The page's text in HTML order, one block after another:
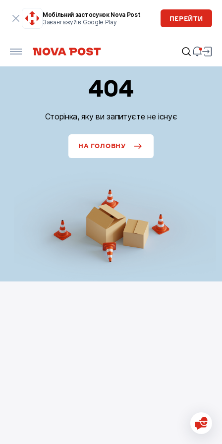
Мобільний застосунок Nova Post
Завантажуй в Google Play
ПЕРЕЙТИ
404
Сторінка, яку ви запитуєте не існує
НА ГОЛОВНУ